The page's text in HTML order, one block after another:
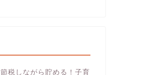
節税しながら貯める！子育